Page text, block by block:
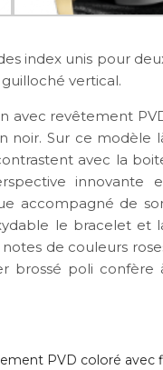
index unis pour
vertical.
avec revêtement
noir. Sur ce modèle
avec la
innovante
accompagné de
le bracelet et
de couleurs
brossé poli confère
PVD coloré avec